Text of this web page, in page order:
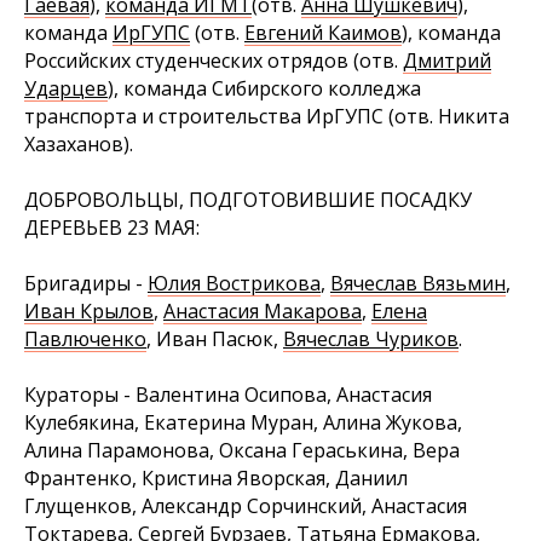
команда ИрГУПС (отв. Евгений Каимов), команда
Российских студенческих отрядов (отв. Дмитрий
Ударцев), команда Сибирского колледжа
транспорта и строительства ИрГУПС (отв. Никита
Хазаханов).
ДОБРОВОЛЬЦЫ, ПОДГОТОВИВШИЕ ПОСАДКУ
ДЕРЕВЬЕВ 23 МАЯ:
Бригадиры - Юлия Вострикова, Вячеслав Вязьмин,
Иван Крылов, Анастасия Макарова, Елена
Павлюченко, Иван Пасюк, Вячеслав Чуриков.
Кураторы - Валентина Осипова, Анастасия
Кулебякина, Екатерина Муран, Алина Жукова,
Алина Парамонова, Оксана Гераськина, Вера
Франтенко, Кристина Яворская, Даниил
Глущенков, Александр Сорчинский, Анастасия
Токтарева, Сергей Бурзаев, Татьяна Ермакова,